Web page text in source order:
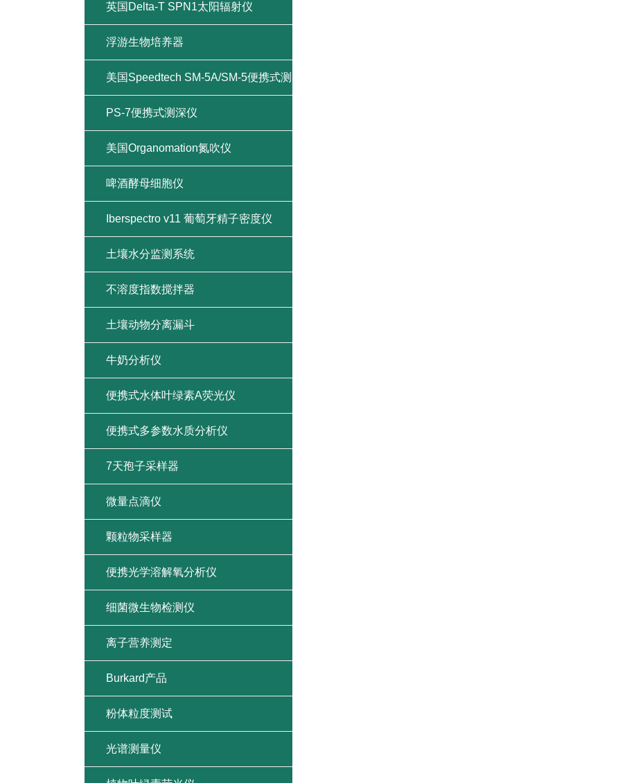
英国Delta-T SPN1太阳辐射仪
浮游生物培养器
美国Speedtech SM-5A/SM-5便携式测
深仪
PS-7便携式测深仪
美国Organomation氮吹仪
啤酒酵母细胞仪
Iberspectro v11 葡萄牙精子密度仪
土壤水分监测系统
不溶度指数搅拌器
土壤动物分离漏斗
牛奶分析仪
便携式水体叶绿素A荧光仪
便携式多参数水质分析仪
7天孢子采样器
微量点滴仪
颗粒物采样器
便携光学溶解氧分析仪
细菌微生物检测仪
离子营养测定
Burkard产品
粉体粒度测试
光谱测量仪